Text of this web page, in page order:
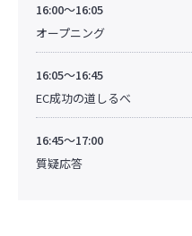
16:00～16:05
オープニング
16:05～16:45
EC成功の道しるべ
16:45～17:00
質疑応答